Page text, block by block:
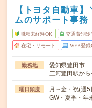
【トヨタ自動車
ムのサポート事務
職種未経験OK 交通費別途
在宅・リモート WEB登録
勤務地
愛知県豊田市
三河豊田駅か
曜日頻度
月～金・祝(週
GW・夏季・